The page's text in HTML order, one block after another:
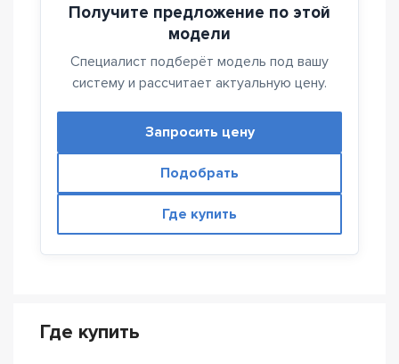
Получите предложение по этой
модели
Специалист подберёт модель под вашу
систему и рассчитает актуальную цену.
Запросить цену
Подобрать
Где купить
Где купить